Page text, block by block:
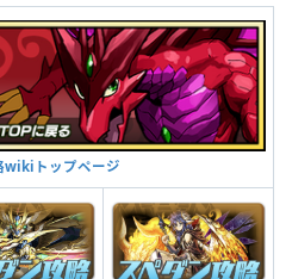
wikiトップページ